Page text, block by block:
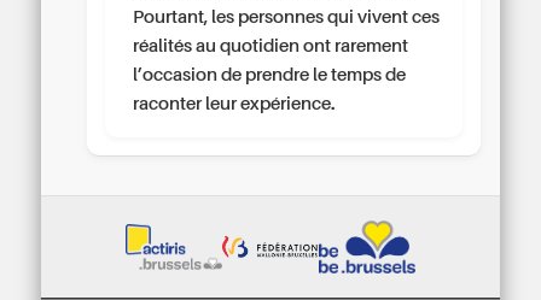
Pourtant, les personnes qui vivent ces
réalités au quotidien ont rarement
l’occasion de prendre le temps de
raconter leur expérience.